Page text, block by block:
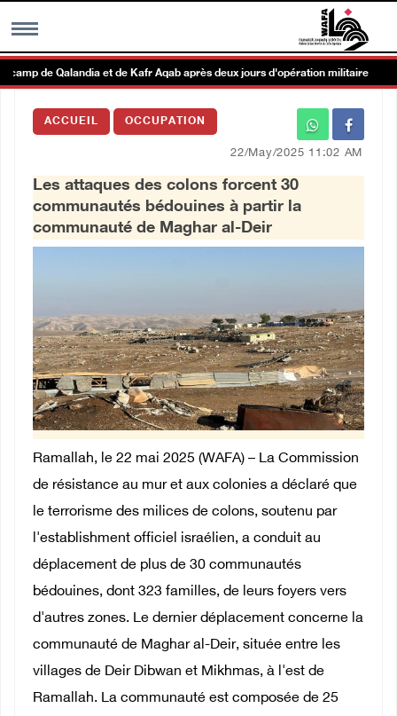
MENU
Galerie d’images
Centre palestinien
English
de Qalandia et de Kafr Aqab après deux jours d'opération militaire
ACCUEIL OCCUPATION
22/May/2025 11:02 AM
Les attaques des colons forcent 30
communautés bédouines à partir la
communauté de Maghar al-Deir
Ramallah, le 22 mai 2025 (WAFA) – La Commission
de résistance au mur et aux colonies a déclaré que
le terrorisme des milices de colons, soutenu par
l'establishment officiel israélien, a conduit au
déplacement de plus de 30 communautés
bédouines, dont 323 familles, de leurs foyers vers
d'autres zones. Le dernier déplacement concerne la
communauté de Maghar al-Deir, située entre les
villages de Deir Dibwan et Mikhmas, à l'est de
Ramallah. La communauté est composée de 25